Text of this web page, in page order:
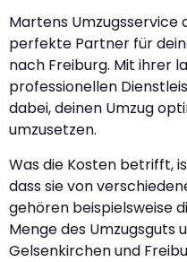
Martens Umzugsservice
perfekte Partner für
nach Freiburg. Mit ihrer
professionellen
dabei, deinen Umzug
umzusetzen.
Was die Kosten betrifft,
dass sie von
gehören beispielsweise
Menge des Umzugsguts
Gelsenkirchen und